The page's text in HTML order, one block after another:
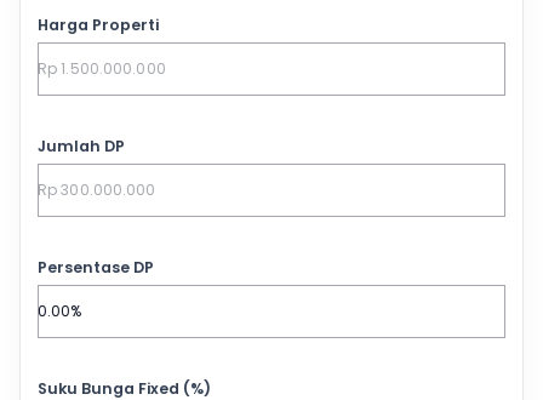
Harga Properti
Jumlah DP
Persentase DP
Suku Bunga Fixed (%)